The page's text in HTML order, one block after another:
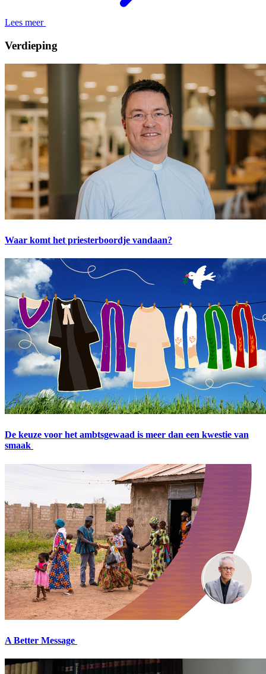
Lees meer
Verdieping
Waar komt het priesterboordje vandaan?
De keuze voor het ambtsgewaad is meer dan een kwestie van
smaak
A Better Message